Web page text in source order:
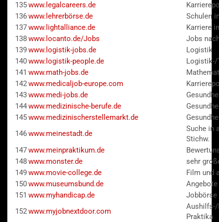
135www.legalcareers.de
136www.lehrerbörse.de
Schulen
137www.lightalliance.de
Karriere
138www.locanto.de/Jobs
Jobs
139www.logistik-jobs.de
Logistik
140www.logistik-people.de
Logistik-/
141 www.math-jobs.de
142www.medicaljob-europe.com
143www.medi-jobs.de
144www.medizinische-berufe.de
145www.medizinischerstellemarkt.de
146www.meinestadt.de
Suche in
Stichw.
147www.meinpraktikum.de
148www.monster.de
sehr
149www.movie-college.de
Film und
150www.museumsbund.de
151 www.myhandicap.de
Jobbörse
152www.myjobnextdoor.com
Aushilfs-/
Praktika